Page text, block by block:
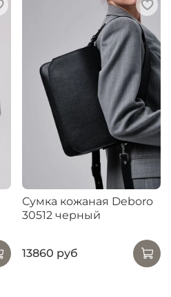
Сумка кожаная Deboro
30512 черный
13860 руб